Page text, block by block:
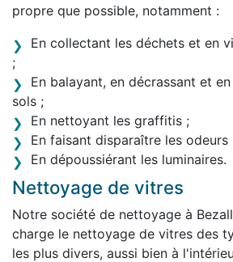
propre que possible, notamment :
En collectant les déchets et en
;
En balayant, en décrassant et
sols ;
En nettoyant les graffitis ;
En faisant disparaître les
En dépoussiérant les luminaires.
Nettoyage de vitres
Notre société de nettoyage à
charge le nettoyage de vitres des
les plus divers, aussi bien à